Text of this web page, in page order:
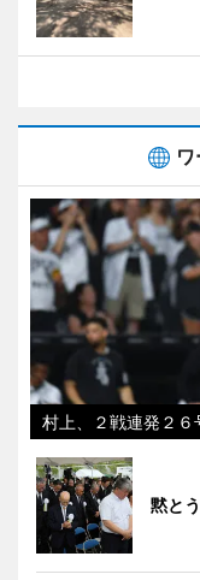
村上、２戦連発２
黙と